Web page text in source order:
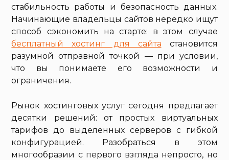
стабильность работы и безопасность данных.
Начинающие владельцы сайтов нередко ищут
способ сэкономить на старте: в этом случае
бесплатный хостинг для сайта становится
разумной отправной точкой — при условии,
что вы понимаете его возможности и
ограничения.
Рынок хостинговых услуг сегодня предлагает
десятки решений: от простых виртуальных
тарифов до выделенных серверов с гибкой
конфигурацией. Разобраться в этом
многообразии с первого взгляда непросто, но